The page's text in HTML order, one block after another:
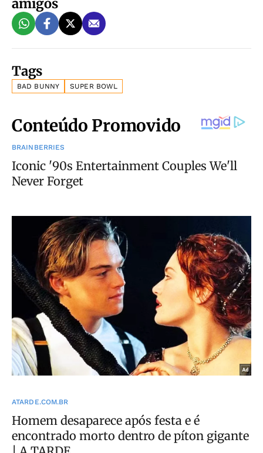
amigos
Tags
BAD BUNNY SUPER BOWL